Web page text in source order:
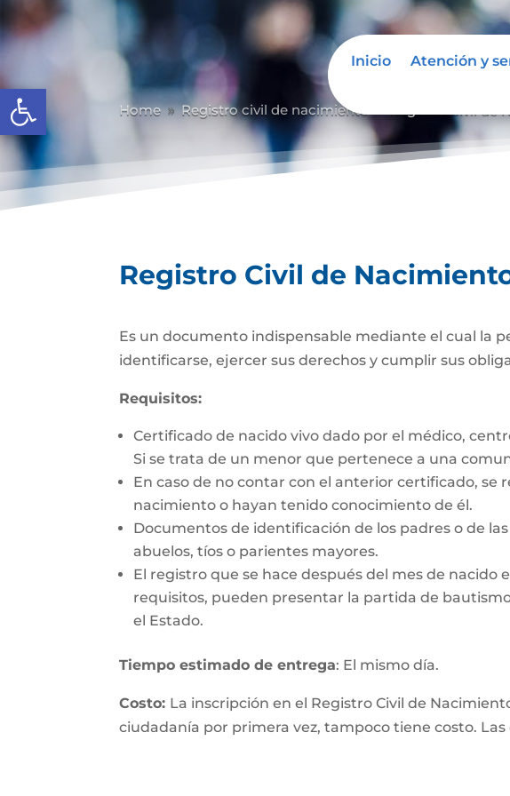
Abrir barra de herramientas
Inicio Atención y
Home 9 Registro civil de nacimiento
Registro Civil de
Es un documento indispensable mediante el cual la
identificarse, ejercer sus derechos y cumplir sus
Requisitos:
Certificado de nacido vivo dado por el médico,
Si se trata de un menor que pertenece a una
En caso de no contar con el anterior certificado,
nacimiento o hayan tenido conocimiento de él.
Documentos de identificación de los padres o de
abuelos, tíos o parientes mayores.
El registro que se hace después del mes de
requisitos, pueden presentar la partida de
el Estado.
Tiempo estimado de entrega: El mismo día.
Costo: La inscripción en el Registro Civil de
ciudadanía por primera vez, tampoco tiene costo.